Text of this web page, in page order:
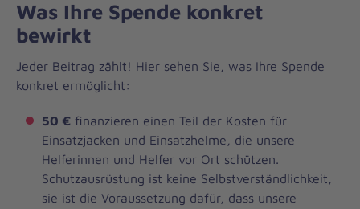
Was Ihre Spende konkret
bewirkt
Jeder Beitrag zählt! Hier sehen Sie, was Ihre Spende
konkret ermöglicht:
50 € finanzieren einen Teil der Kosten für
Einsatzjacken und Einsatzhelme, die unsere
Helferinnen und Helfer vor Ort schützen.
Schutzausrüstung ist keine Selbstverständlichkeit,
sie ist die Voraussetzung dafür, dass unsere